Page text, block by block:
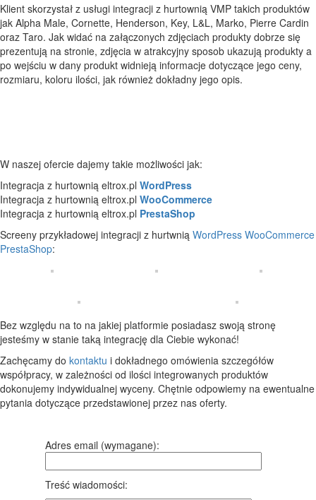
Klient skorzystał z usługi integracji z hurtownią VMP takich produktów
jak Alpha Male, Cornette, Henderson, Key, L&L, Marko, Pierre Cardin
oraz Taro. Jak widać na załączonych zdjęciach produkty dobrze się
prezentują na stronie, zdjęcia w atrakcyjny sposob ukazują produkty a
po wejściu w dany produkt widnieją informacje dotyczące jego ceny,
rozmiaru, koloru ilości, jak również dokładny jego opis.
W naszej ofercie dajemy takie możliwości jak:
Integracja z hurtownią eltrox.pl WordPress
Integracja z hurtownią eltrox.pl WooCommerce
Integracja z hurtownią eltrox.pl PrestaShop
Screeny przykładowej integracji z hurtwnią WordPress WooCommerce
PrestaShop:
Bez względu na to na jakiej platformie posiadasz swoją stronę
jesteśmy w stanie taką integrację dla Ciebie wykonać!
Zachęcamy do kontaktu i dokładnego omówienia szczegółów
współpracy, w zależności od ilości integrowanych produktów
dokonujemy indywidualnej wyceny. Chętnie odpowiemy na ewentualne
pytania dotyczące przedstawionej przez nas oferty.
Adres email (wymagane):
Treść wiadomości: